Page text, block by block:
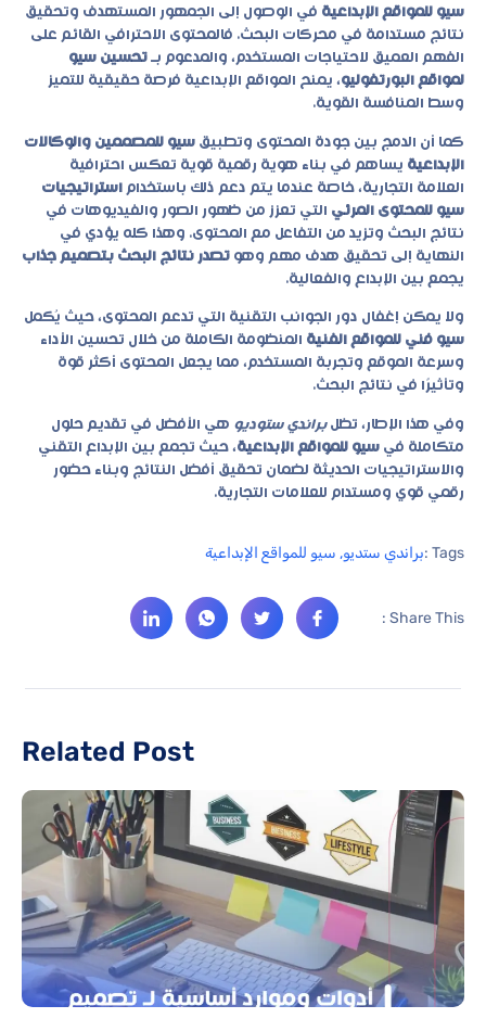
سيو للمواقع الإبداعية في الوصول إلى الجمهور المستهدف وتحقيق
نتائج مستدامة في محركات البحث. فالمحتوى الاحترافي القائم على
الفهم العميق لاحتياجات المستخدم، والمدعوم بـ تحسين سيو
لمواقع البورتفوليو، يمنح المواقع الإبداعية فرصة حقيقية للتميز
وسط المنافسة القوية.
كما أن الدمج بين جودة المحتوى وتطبيق سيو للمصممين والوكالات
الإبداعية يساهم في بناء هوية رقمية قوية تعكس احترافية
العلامة التجارية، خاصة عندما يتم دعم ذلك باستخدام استراتيجيات
سيو للمحتوى المرئي التي تعزز من ظهور الصور والفيديوهات في
نتائج البحث وتزيد من التفاعل مع المحتوى. وهذا كله يؤدي في
النهاية إلى تحقيق هدف مهم وهو تصدر نتائج البحث بتصميم جذاب
يجمع بين الإبداع والفعالية.
ولا يمكن إغفال دور الجوانب التقنية التي تدعم المحتوى، حيث يُكمل
سيو فني للمواقع الفنية المنظومة الكاملة من خلال تحسين الأداء
وسرعة الموقع وتجربة المستخدم، مما يجعل المحتوى أكثر قوة
وتأثيرًا في نتائج البحث.
وفي هذا الإطار، تظلبراندي ستوديو هي الأفضل في تقديم حلول
متكاملة في سيو للمواقع الإبداعية، حيث تجمع بين الإبداع التقني
والاستراتيجيات الحديثة لضمان تحقيق أفضل النتائج وبناء حضور
رقمي قوي ومستدام للعلامات التجارية.
Tags : براندي ستديو, سيو للمواقع الإبداعية
Share This :
Related Post